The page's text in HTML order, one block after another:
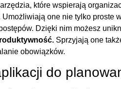
które wspierają
one nie tylko proste
Dzięki nim możesz
Sprzyjają one
obowiązków.
do